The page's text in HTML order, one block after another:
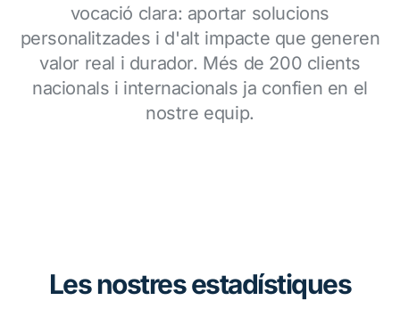
vocació clara: aportar solucions
personalitzades i d'alt impacte que generen
valor real i durador. Més de 200 clients
nacionals i internacionals ja confien en el
nostre equip.
Les nostres estadístiques